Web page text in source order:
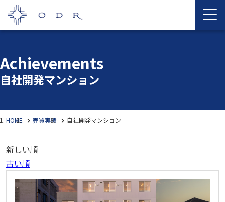
Achievements
自社開発マンション
HOME 売買実績 自社開発マンション
新しい順
古い順